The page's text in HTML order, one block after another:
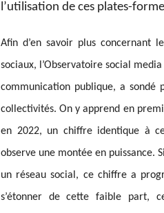
l’utilisation de ces plates-
Afin d’en savoir plus concernant
sociaux, l’Observatoire social
communication publique, a
collectivités. On y apprend en
en 2022, un chiffre identique à
observe une montée en puissance.
un réseau social, ce chiffre a
s’étonner de cette faible part,